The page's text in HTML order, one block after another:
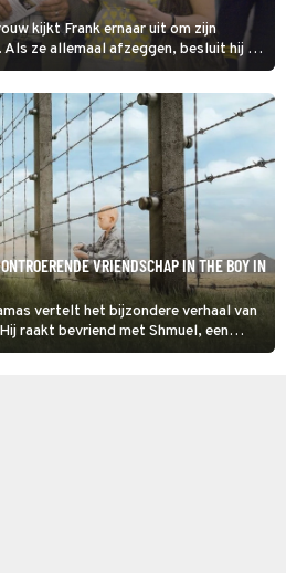
kijkt Frank ernaar uit om zijn
ze allemaal afzeggen, besluit hij ze
leert hij in Everybody's Fine veel
VRIENDSCHAP IN THE BOY IN
vertelt het bijzondere verhaal van
raakt bevriend met Shmuel, een
een concentratiekamp.